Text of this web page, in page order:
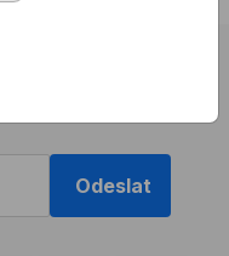
a novinkách
Odeslat